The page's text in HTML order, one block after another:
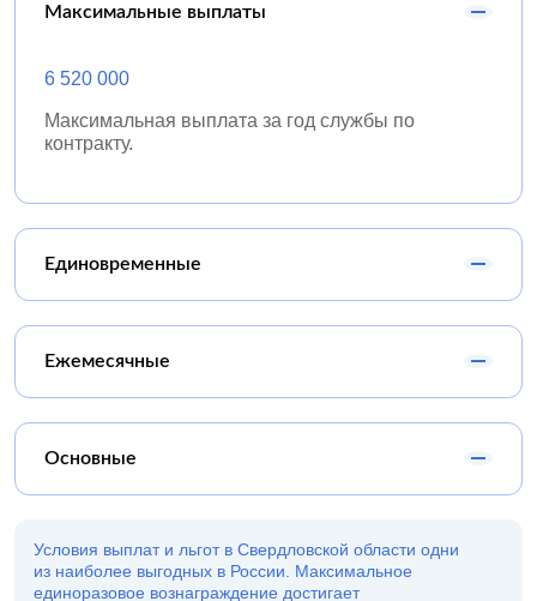
Максимальные выплаты
6 520 000
Максимальная выплата за год службы по
контракту.
Единовременные
Ежемесячные
Основные
Условия выплат и льгот в Свердловской области одни
из наиболее выгодных в России. Максимальное
единоразовое вознаграждение достигает